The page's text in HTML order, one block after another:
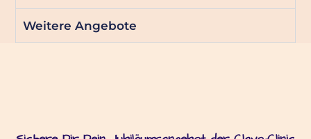
Weitere Angebote